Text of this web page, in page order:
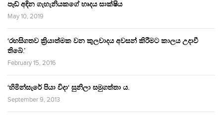
පෑඩ් අඳින ගැහැනියකගේ හෘදය සාක්ෂිය
May 10, 2019
‘රහසිගතව ක්‍රියාත්මක වන කුලවාදය අවසන් කිරීමට කාලය උදාවී
තිබේ.’
February 15, 2016
‘හිමින්සැරේ පියා විදා‘ සුනිලා සමුගත්තා ය.
September 9, 2013